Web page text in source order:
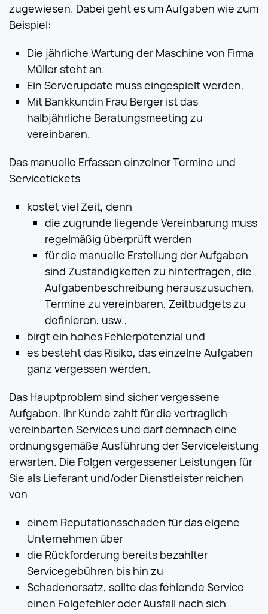
zugewiesen. Dabei geht es um Aufgaben wie zum
Beispiel:
Die jährliche Wartung der Maschine von Firma
Müller steht an.
Ein Serverupdate muss eingespielt werden.
Mit Bankkundin Frau Berger ist das
halbjährliche Beratungsmeeting zu
vereinbaren.
Das manuelle Erfassen einzelner Termine und
Servicetickets
kostet viel Zeit, denn
die zugrunde liegende Vereinbarung muss
regelmäßig überprüft werden
für die manuelle Erstellung der Aufgaben
sind Zuständigkeiten zu hinterfragen, die
Aufgabenbeschreibung herauszusuchen,
Termine zu vereinbaren, Zeitbudgets zu
definieren, usw.,
birgt ein hohes Fehlerpotenzial und
es besteht das Risiko, das einzelne Aufgaben
ganz vergessen werden.
Das Hauptproblem sind sicher vergessene
Aufgaben. Ihr Kunde zahlt für die vertraglich
vereinbarten Services und darf demnach eine
ordnungsgemäße Ausführung der Serviceleistung
erwarten. Die Folgen vergessener Leistungen für
Sie als Lieferant und/oder Dienstleister reichen
von
einem Reputationsschaden für das eigene
Unternehmen über
die Rückforderung bereits bezahlter
Servicegebühren bis hin zu
Schadenersatz, sollte das fehlende Service
einen Folgefehler oder Ausfall nach sich